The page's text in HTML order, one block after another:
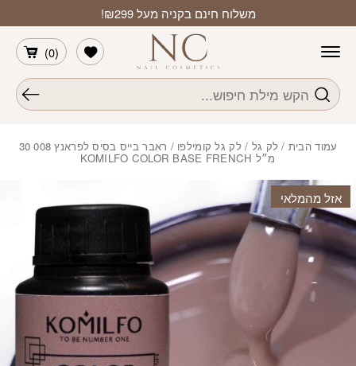
משלוח חינם בקניה מעל ₪299!
חיפוש
(
0
)
הרשימה שלי
עמוד הבית / לק גל /לק גל קומילפו / ראבר בייס בסיס לפראנץ 008 30
מ״ל KOMILFO COLOR BASE FRENCH
אזל מהמלאי